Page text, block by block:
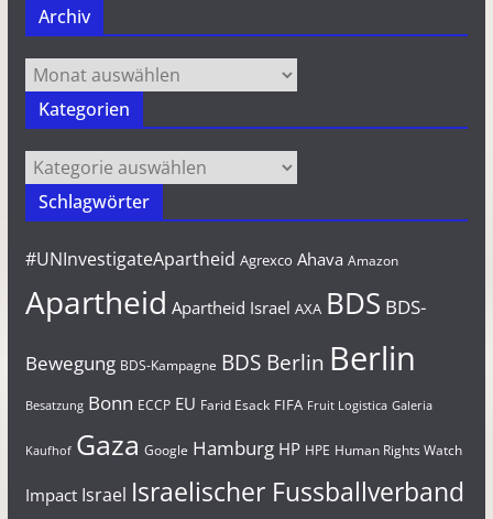
Archiv
Archiv
Kategorien
Kategorien
Schlagwörter
#UNInvestigateApartheid Agrexco Ahava Amazon
Apartheid Apartheid Israel AXA BDS BDS-
Bewegung BDS-Kampagne BDS Berlin Berlin
Besatzung Bonn ECCP EU Farid Esack FIFA Fruit Logistica Galeria
Kaufhof Gaza Google Hamburg HP HPE Human Rights Watch
Impact Israel Israelischer Fussballverband